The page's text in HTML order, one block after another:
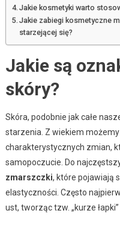
Jakie kosmetyki warto
Jakie zabiegi kosmetyczne
starzejącej się?
Jakie są
skóry?
Skóra, podobnie jak całe
starzenia. Z wiekiem
charakterystycznych zmian,
samopoczucie. Do
zmarszczki, które pojawiają
elastyczności. Często
ust, tworząc tzw. „kurze